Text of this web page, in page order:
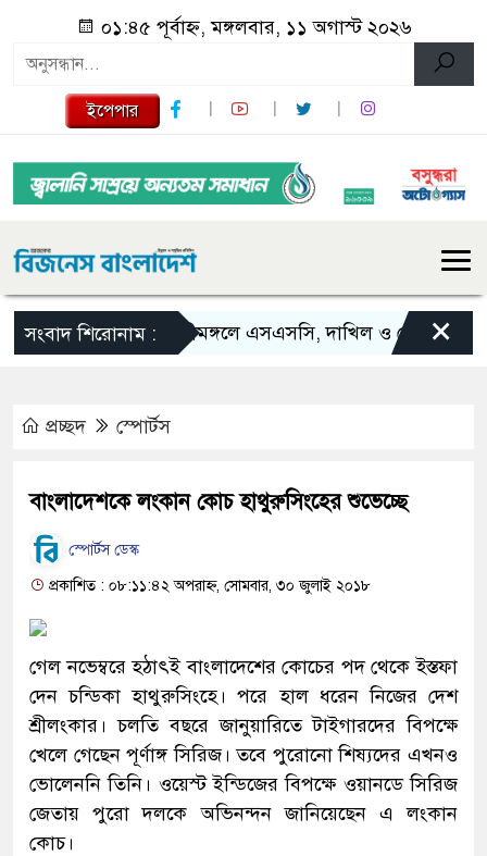
০১:৪৫ পূর্বাহ্ন, মঙ্গলবার, ১১ অগাস্ট ২০২৬
ইপেপার
সংবাদ শিরোনাম :শ্রীমঙ্গলে এসএসসি, দাখিল ও ভোকেশনালে
×
প্রচ্ছদ স্পোর্টস
বাংলাদেশকে লংকান কোচ হাথুরুসিংহের শুভেচ্ছে
স্পোর্টস ডেস্ক
প্রকাশিত : ০৮:১১:৪২ অপরাহ্ন, সোমবার, ৩০ জুলাই ২০১৮
গেল নভেম্বরে হঠাৎই বাংলাদেশের কোচের পদ থেকে ইস্তফা
দেন চন্ডিকা হাথুরুসিংহে। পরে হাল ধরেন নিজের দেশ
শ্রীলংকার। চলতি বছরে জানুয়ারিতে টাইগারদের বিপক্ষে
খেলে গেছেন পূর্ণাঙ্গ সিরিজ। তবে পুরোনো শিষ্যদের এখনও
ভোলেননি তিনি। ওয়েস্ট ইন্ডিজের বিপক্ষে ওয়ানডে সিরিজ
জেতায় পুরো দলকে অভিনন্দন জানিয়েছেন এ লংকান
কোচ।